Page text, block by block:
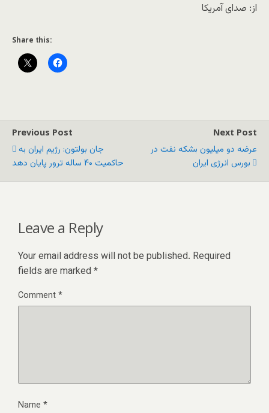
از: صدای آمریکا
Share this:
Previous Post
جان بولتون: رژیم ایران به
حاکمیت ۴۰ ساله ترور پایان دهد
Next Post
عرضه دو میلیون بشکه نفت در
بورس انرژی ایران
Leave a Reply
Your email address will not be published. Required
fields are marked *
Comment*
Name *